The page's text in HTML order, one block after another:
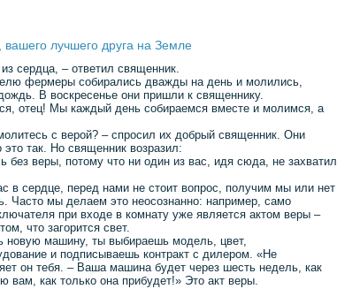
лучшего друга на Земле
сердца, – ответил священник.
фермеры собирались дважды на день и молились,
В воскресенье они пришли к священнику.
отец! Мы каждый день собираемся вместе и молимся, а
с верой? – спросил их добрый священник. Они
это так. Но священник возразил:
без веры, потому что ни один из вас, идя сюда, не захватил
в сердце, перед нами не стоит вопрос, получим мы или нет
Часто мы делаем это неосознанно: например, само
при входе в комнату уже является актом веры –
что загорится свет.
новую машину, ты выбираешь модель, цвет,
и подписываешь контракт с дилером. «Не
он тебя. – Ваша машина будет через шесть недель, как
вам, как только она прибудет!» Это акт веры.